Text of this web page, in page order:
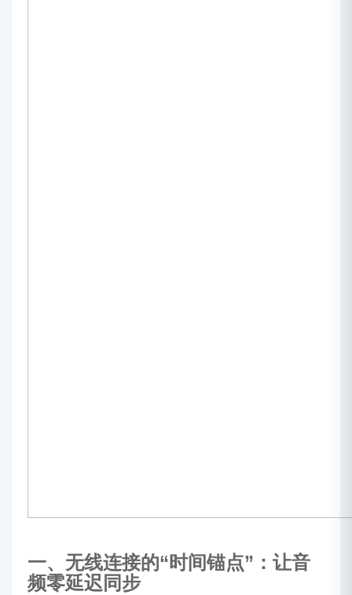
一、无线连接的“时间锚点”：让音
频零延迟同步